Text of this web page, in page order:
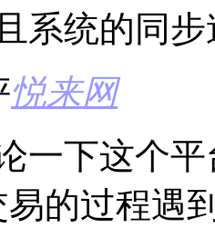
系统的同
悦来网
一下这个
易的过程遇